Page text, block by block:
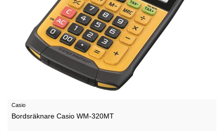
Casio
Bordsräknare Casio WM-320MT